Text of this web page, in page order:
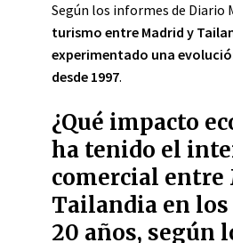
Según los informes de Diario
turismo entre Madrid y
experimentado una
desde 1997.
¿Qué impacto
ha tenido el
comercial entre
Tailandia en
20 años, según